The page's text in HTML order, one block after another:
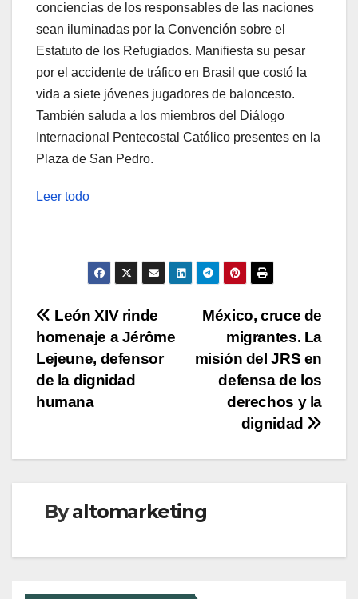
conciencias de los responsables de las naciones
sean iluminadas por la Convención sobre el
Estatuto de los Refugiados. Manifiesta su pesar
por el accidente de tráfico en Brasil que costó la
vida a siete jóvenes jugadores de baloncesto.
También saluda a los miembros del Diálogo
Internacional Pentecostal Católico presentes en la
Plaza de San Pedro.
Leer todo
Navegación
de
entradas
México, cruce de
migrantes. La
misión del JRS en
defensa de los
derechos y la
dignidad
León XIV rinde
homenaje a Jérôme
Lejeune, defensor
de la dignidad
humana
Byaltomarketing